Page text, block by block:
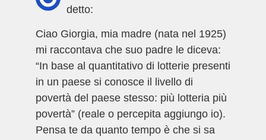
detto:
Ciao Giorgia, mia madre (nata nel 1925)
mi raccontava che suo padre le diceva:
“In base al quantitativo di lotterie presenti
in un paese si conosce il livello di
povertà del paese stesso: più lotteria più
povertà” (reale o percepita aggiungo io).
Pensa te da quanto tempo è che si sa